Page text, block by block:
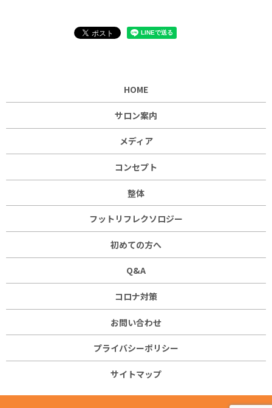
HOME
サロン案内
メディア
コンセプト
整体
フットリフレクソロジー
初めての方へ
Q&A
コロナ対策
お問い合わせ
プライバシーポリシー
サイトマップ